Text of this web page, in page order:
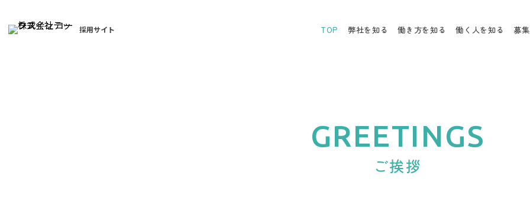
採用サイト TOP 弊社を知る 働き方を知る 働く人を知る 募
GREETINGS
ご挨拶